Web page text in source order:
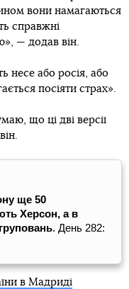
вони намагаються
справжні
— додав він.
несе або росія, або
посіяти страх».
що ці дві версії
ще 50
Херсон, а в
. День 282:
в Мадриді